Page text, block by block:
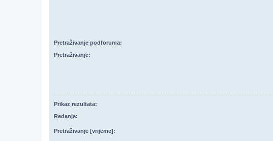
Pretraživanje podforuma:
Pretraživanje:
Prikaz rezultata:
Redanje:
Pretraživanje [vrijeme]: